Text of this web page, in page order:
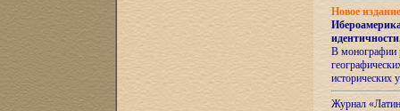
Новое
идентичности
В монографии
исторических
Журнал